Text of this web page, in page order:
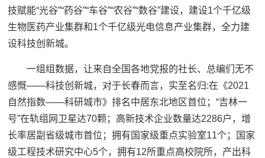
技赋能“光谷”“药谷”“车谷”“农谷”“数谷”建设，建设1个千亿级
生物医药产业集群和1个千亿级光电信息产业集群，全力建
设科技创新城。
一组组数据，让来自全国各地党报的社长、总编们无不
感慨——科技创新城，对于长春而言，实至名归:在《2021
自然指数——科研城市》排名中居东北地区首位；“吉林一
号”在轨组网卫星达70颗；高新技术企业数量达2286户，增
长率居副省级城市首位；拥有国家级重点实验室11个；国家
级工程技术研究中心5个，拥有12所重点高校院所，产出科